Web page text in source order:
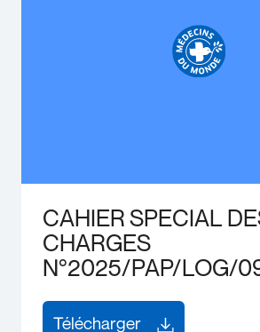
CAHIER SPECIAL
CHARGES
N°2025/PAP/LOG/
Télécharger